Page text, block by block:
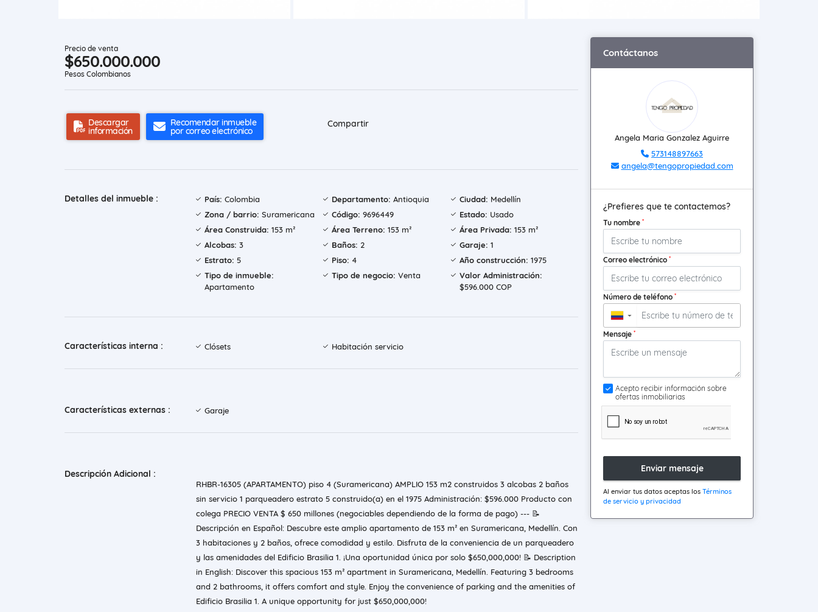
Precio de venta
$650.000.000
Pesos Colombianos
Descargar
información
Recomendar inmueble
por correo electrónico
Compartir
Detalles del inmueble : País: Colombia Departamento: Antioquia Ciudad: Medellín
Zona / barrio: Suramericana Código: 9696449 Estado: Usado
Área Construida: 153 m² Área Terreno: 153 m² Área Privada: 153 m²
Alcobas: 3 Baños: 2 Garaje: 1
Estrato: 5 Piso: 4 Año construcción: 1975
Tipo de inmueble:
Apartamento
Tipo de negocio: Venta
Valor Administración:
$596.000 COP
Características interna : Clósets Habitación servicio
Características externas : Garaje
Descripción Adicional :
RHBR-16305 (APARTAMENTO) piso 4 (Suramericana) AMPLIO 153 m2 construidos 3 alcobas 2 baños
sin servicio 1 parqueadero estrato 5 construido(a) en el 1975 Administración: $596.000 Producto con
colega PRECIO VENTA $ 650 millones (negociables dependiendo de la forma de pago) --- 📝
Descripción en Español: Descubre este amplio apartamento de 153 m² en Suramericana, Medellín. Con
3 habitaciones y 2 baños, ofrece comodidad y estilo. Disfruta de la conveniencia de un parqueadero
y las amenidades del Edificio Brasilia 1. ¡Una oportunidad única por solo $650,000,000! 📝 Description
in English: Discover this spacious 153 m² apartment in Suramericana, Medellín. Featuring 3 bedrooms
and 2 bathrooms, it offers comfort and style. Enjoy the convenience of parking and the amenities of
Edificio Brasilia 1. A unique opportunity for just $650,000,000!
Contáctanos
Angela Maria Gonzalez Aguirre
573148897663
angela@tengopropiedad.com
¿Prefieres que te contactemos?
Tu nombre *
Correo electrónico *
Número de teléfono *
▼
Mensaje *
Acepto recibir información sobre
ofertas inmobiliarias
Enviar mensaje
Al enviar tus datos aceptas los Términos
de servicio y privacidad